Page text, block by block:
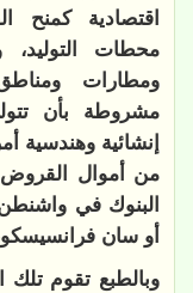
اقتصادية كمنح
محطات
ومطارات
مشروطة بأن
إنشائية وهندسية
من أموال القروض
البنوك في
أو سان
وبالطبع تقوم